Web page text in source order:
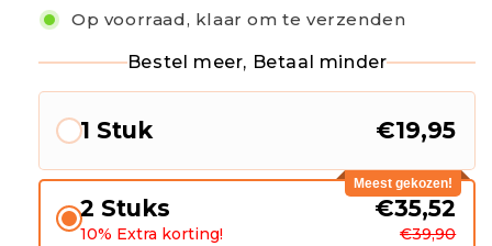
Op voorraad, klaar om te verzenden
Bestel meer, Betaal minder
1 Stuk €19,95
Meest gekozen!
2 Stuks
10% Extra korting!
€35,52
€39,90